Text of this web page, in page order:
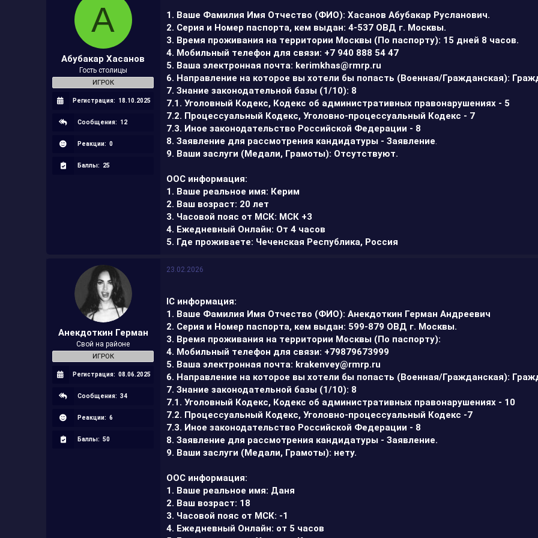
и
:
А
Абубакар Хасанов
Гость столицы
ИГРОК
Регистрация: 18.10.2025
Сообщения: 12
Реакции: 0
Баллы: 25
1. Ваше Фамилия Имя Отчество (ФИО): Хасанов Абубакар Русланович.
2. Серия и Номер паспорта, кем выдан: 4-537 ОВД г. Москвы.
3. Время проживания на территории Москвы (По паспорту): 15 дней 8 часов.
4. Мобильный телефон для связи: +7 940 888 54 47
5. Ваша электронная почта: kerimkhas@rmrp.ru
6. Направление на которое вы хотели бы попасть (Военная/Гражданская):
7. Знание законодательной базы (1/10): 8
7.1. Уголовный Кодекс, Кодекс об административных правонарушениях - 5
7.2. Процессуальный Кодекс, Уголовно-процессуальный Кодекс - 7
7.3. Иное законодательство Российской Федерации - 8
8. Заявление для рассмотрения кандидатуры -Заявление.
9. Ваши заслуги (Медали, Грамоты): Отсутствуют.
ООС информация:
1. Ваше реальное имя: Керим
2. Ваш возраст: 20 лет
3. Часовой пояс от МСК: МСК +3
4. Ежедневный Онлайн: От 4 часов
5. Где проживаете: Чеченская Республика, Россия
Анекдоткин Герман
Свой на районе
ИГРОК
Регистрация: 08.06.2025
Сообщения: 34
Реакции: 6
Баллы: 50
23.02.2026
IС информация:
1. Ваше Фамилия Имя Отчество (ФИО): Анекдоткин Герман Андреевич
2. Серия и Номер паспорта, кем выдан: 599-879 ОВД г. Москвы.
3. Время проживания на территории Москвы (По паспорту):
4. Мобильный телефон для связи: +79879673999
5. Ваша электронная почта: krakenvey@rmrp.ru
6. Направление на которое вы хотели бы попасть (Военная/Гражданская):
7. Знание законодательной базы (1/10): 8
7.1. Уголовный Кодекс, Кодекс об административных правонарушениях - 10
7.2. Процессуальный Кодекс, Уголовно-процессуальный Кодекс -7
7.3. Иное законодательство Российской Федерации - 8
8. Заявление для рассмотрения кандидатуры -Заявление.
9. Ваши заслуги (Медали, Грамоты): нету.
ООС информация:
1. Ваше реальное имя: Даня
2. Ваш возраст: 18
3. Часовой пояс от МСК: -1
4. Ежедневный Онлайн: от 5 часов